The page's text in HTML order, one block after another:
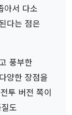
아서 다소
다는 점은
풍부한
양한 장점을
투 버전 쪽이
도